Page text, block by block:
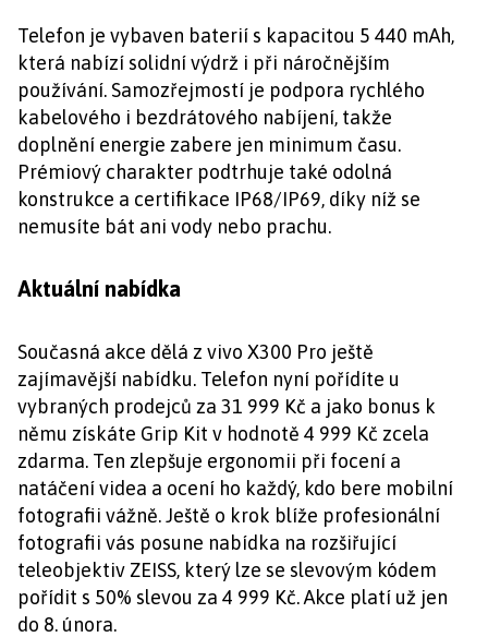
Telefon je vybaven baterií s kapacitou 5 440 mAh,
která nabízí solidní výdrž i při náročnějším
používání. Samozřejmostí je podpora rychlého
kabelového i bezdrátového nabíjení, takže
doplnění energie zabere jen minimum času.
Prémiový charakter podtrhuje také odolná
konstrukce a certifikace IP68/IP69, díky níž se
nemusíte bát ani vody nebo prachu.
Aktuální nabídka
Současná akce dělá z vivo X300 Pro ještě
zajímavější nabídku. Telefon nyní pořídíte u
vybraných prodejců za 31 999 Kč a jako bonus k
němu získáte Grip Kit v hodnotě 4 999 Kč zcela
zdarma. Ten zlepšuje ergonomii při focení a
natáčení videa a ocení ho každý, kdo bere mobilní
fotografii vážně. Ještě o krok blíže profesionální
fotografii vás posune nabídka na rozšiřující
teleobjektiv ZEISS, který lze se slevovým kódem
pořídit s 50% slevou za 4 999 Kč. Akce platí už jen
do 8. února.